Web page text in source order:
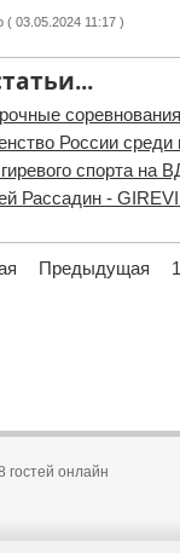
( 03.05.2024 11:17 )
России
спорта на
Рассадин -
Предыдущая 1
гостей онлайн